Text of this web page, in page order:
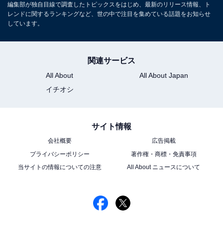
編集部が独自目線で調査したトピックスをはじめ、最新のリリース情報、ト
レンドに関するランキングなど、世の中で注目を集めている話題をお知らせ
しています。
関連サービス
All About
All About Japan
イチオシ
サイト情報
会社概要
広告掲載
プライバシーポリシー
著作権・商標・免責事項
当サイトの情報についての注意
All About ニュースについて